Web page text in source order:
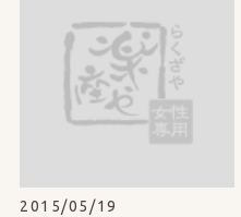
2015/05/19